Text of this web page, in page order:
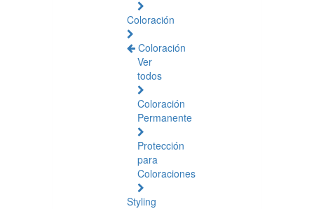
Coloración
Coloración
Ver
todos
Coloración
Permanente
Protección
para
Coloraciones
Styling